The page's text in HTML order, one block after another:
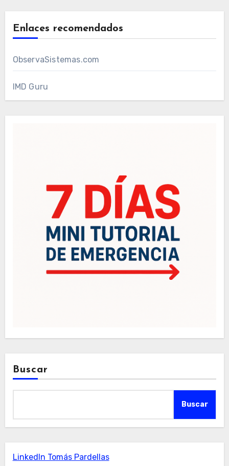
Enlaces recomendados
ObservaSistemas.com
IMD Guru
Buscar
Buscar
LinkedIn Tomás Pardellas